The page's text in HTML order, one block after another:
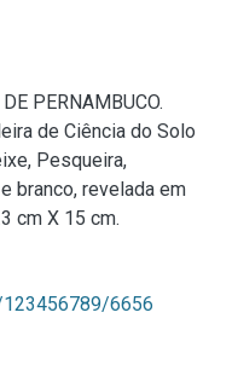
PERNAMBUCO.
de Ciência do Solo
Pesqueira,
branco, revelada em
cm X 15 cm.
6656